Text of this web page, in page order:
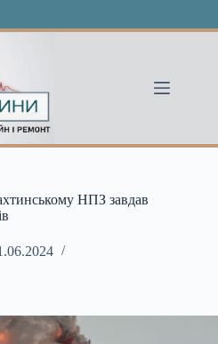
НПЗ завдав